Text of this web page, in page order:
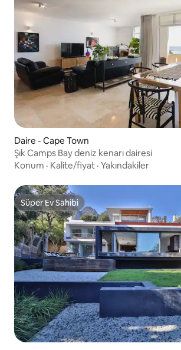
Daire - Cape Town
Şık Camps Bay deniz kenarı dairesi
Konum · Kalite/fiyat · Yakındakiler
Süper Ev Sahibi
Süper Ev Sahibi